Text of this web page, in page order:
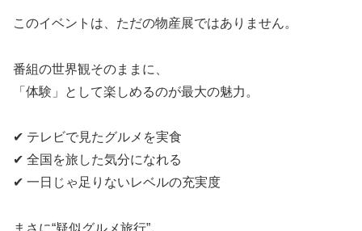
このイベントは、ただの物産展ではありません。
番組の世界観そのままに、
「体験」として楽しめるのが最大の魅力。
✔ テレビで見たグルメを実食
✔ 全国を旅した気分になれる
✔ 一日じゃ足りないレベルの充実度